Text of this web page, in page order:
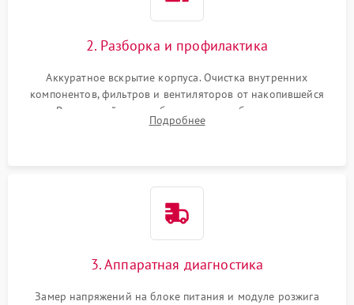
2. Разборка и профилактика
Аккуратное вскрытие корпуса. Очистка внутренних
компонентов, фильтров и вентиляторов от накопившейся
пыли. Визуальный осмотр блока питания, балласта лампы и
материнской платы на наличие прогаров или вздутых
Подробнее
3. Аппаратная диагностика
Замер напряжений на блоке питания и модуле розжига